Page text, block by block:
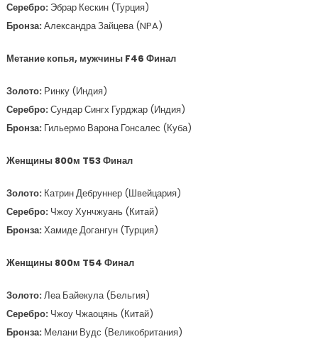
Серебро: Эбрар Кескин (Турция)
Бронза:Александра Зайцева (NPA)
Метание копья, мужчины F46 Финал
Золото: Ринку (Индия)
Серебро:Сундар Сингх Гурджар (Индия)
Бронза: Гильермо Варона Гонсалес (Куба)
Женщины 800м T53 Финал
Золото: Катрин Дебруннер (Швейцария)
Серебро: Чжоу Хунчжуань (Китай)
Бронза:Хамиде Догангун (Турция)
Женщины 800м T54 Финал
Золото:Леа Байекула (Бельгия)
Серебро: Чжоу Чжаоцянь (Китай)
Бронза: Мелани Вудс (Великобритания)